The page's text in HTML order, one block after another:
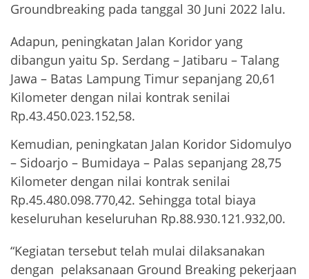
Groundbreaking pada tanggal 30 Juni 2022 lalu.
Adapun, peningkatan Jalan Koridor yang
dibangun yaitu Sp. Serdang – Jatibaru – Talang
Jawa – Batas Lampung Timur sepanjang 20,61
Kilometer dengan nilai kontrak senilai
Rp.43.450.023.152,58.
Kemudian, peningkatan Jalan Koridor Sidomulyo
– Sidoarjo – Bumidaya – Palas sepanjang 28,75
Kilometer dengan nilai kontrak senilai
Rp.45.480.098.770,42. Sehingga total biaya
keseluruhan keseluruhan Rp.88.930.121.932,00.
“Kegiatan tersebut telah mulai dilaksanakan
dengan pelaksanaan Ground Breaking pekerjaan